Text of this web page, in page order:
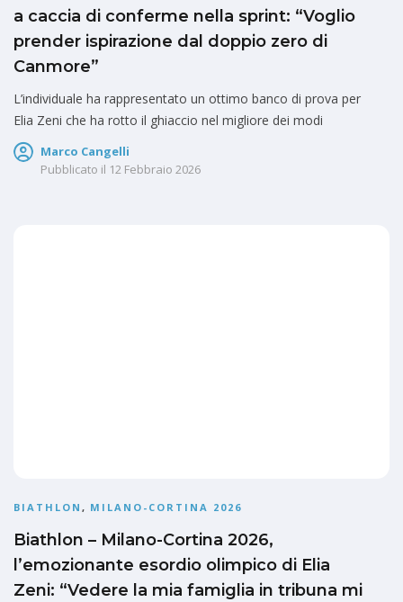
a caccia di conferme nella sprint: “Voglio
prender ispirazione dal doppio zero di
Canmore”
L’individuale ha rappresentato un ottimo banco di prova per
Elia Zeni che ha rotto il ghiaccio nel migliore dei modi
Marco Cangelli
Pubblicato il 12 Febbraio 2026
BIATHLON , MILANO-CORTINA 2026
Biathlon – Milano-Cortina 2026,
l’emozionante esordio olimpico di Elia
Zeni: “Vedere la mia famiglia in tribuna mi